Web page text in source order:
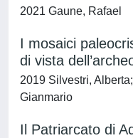
2021 Gaune, Rafael
I mosaici
di vista
2019 Silvestri,
Gianmario
Il Patriarcato di